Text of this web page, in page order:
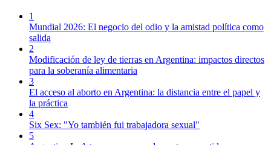
1
Mundial 2026: El negocio del odio y la amistad política como
salida
2
Modificación de ley de tierras en Argentina: impactos directos
para la soberanía alimentaria
3
El acceso al aborto en Argentina: la distancia entre el papel y
la práctica
4
Six Sex: "Yo también fui trabajadora sexual"
5